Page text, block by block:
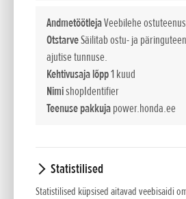
AndmetöötlejaVeebilehe
OtstarveSäilitab ostu- ja
ajutise tunnuse.
Kehtivusaja lõpp1 kuud
NimishopIdentifier
Teenuse pakkujapower.honda.ee
Statistilised
Statistilised küpsised aitavad veebisaidi
et järele ei jääks niidetud liblesid ega
mootoritega murutraktorid lähevad
saavad takerdumata ja ummistumata
tingimustes. Honda murutraktoritega
kolmel moel: muru või lehti kokku
välja suunates või multšimissüsteemi
Sünkroonne terade töö
Mõlemal teral on kattuvad
täpne ja et vältida pööretel niitmata